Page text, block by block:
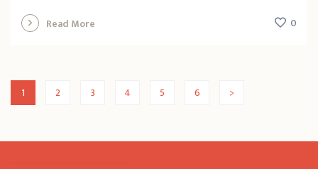
Read More 0
1 2 3 4 5 6 >